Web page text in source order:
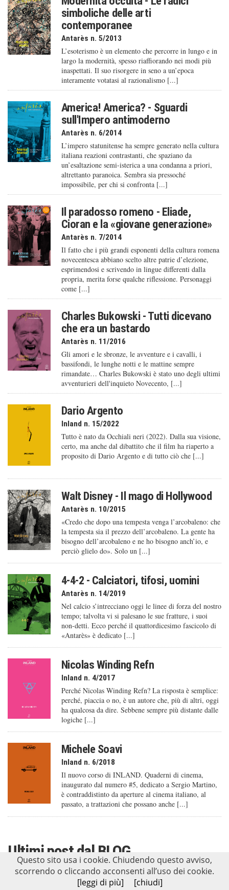
simboliche delle arti
contemporanee
Antarès n. 5/2013
L’esoterismo è un elemento che percorre in lungo e in
largo la modernità, spesso riaffiorando nei modi più
inaspettati. Il suo risorgere in seno a un’epoca
interamente votatasi al razionalismo [...]
America! America? - Sguardi
sull'Impero antimoderno
Antarès n. 6/2014
L’impero statunitense ha sempre generato nella cultura
italiana reazioni contrastanti, che spaziano da
un’esaltazione semi-isterica a una condanna a priori,
altrettanto paranoica. Sembra sia pressoché
impossibile, per chi si confronta [...]
Il paradosso romeno - Eliade,
Cioran e la «giovane generazione»
Antarès n. 7/2014
Il fatto che i più grandi esponenti della cultura romena
novecentesca abbiano scelto altre patrie d’elezione,
esprimendosi e scrivendo in lingue differenti dalla
propria, merita forse qualche riflessione. Personaggi
come [...]
Charles Bukowski - Tutti dicevano
che era un bastardo
Antarès n. 11/2016
Gli amori e le sbronze, le avventure e i cavalli, i
bassifondi, le lunghe notti e le mattine sempre
rimandate… Charles Bukowski è stato uno degli ultimi
avventurieri dell'inquieto Novecento, [...]
Dario Argento
Inland n. 15/2022
Tutto è nato da Occhiali neri (2022). Dalla sua visione,
certo, ma anche dal dibattito che il film ha riaperto a
proposito di Dario Argento e di tutto ciò che [...]
Walt Disney - Il mago di Hollywood
Antarès n. 10/2015
«Credo che dopo una tempesta venga l’arcobaleno: che
la tempesta sia il prezzo dell’arcobaleno. La gente ha
bisogno dell’arcobaleno e ne ho bisogno anch’io, e
perciò glielo do». Solo un [...]
4-4-2 - Calciatori, tifosi, uomini
Antarès n. 14/2019
Nel calcio s’intrecciano oggi le linee di forza del nostro
tempo; talvolta vi si palesano le sue fratture, i suoi
non-detti. Ecco perché il quattordicesimo fascicolo di
«Antarès» è dedicato [...]
Nicolas Winding Refn
Inland n. 4/2017
Perché Nicolas Winding Refn? La risposta è semplice:
perché, piaccia o no, è un autore che, più di altri, oggi
ha qualcosa da dire. Sebbene sempre più distante dalle
logiche [...]
Michele Soavi
Inland n. 6/2018
Il nuovo corso di INLAND. Quaderni di cinema,
inaugurato dal numero #5, dedicato a Sergio Martino,
è contraddistinto da aperture al cinema italiano, al
passato, a trattazioni che possano anche [...]
Ultimi post dalBLOG
I confini della nostalgia. Introduzione al cinema
Questo sito usa i cookie. Chiudendo questo avviso,
scorrendo o cliccando acconsenti all’uso dei cookie.
[leggi di più]
[chiudi]